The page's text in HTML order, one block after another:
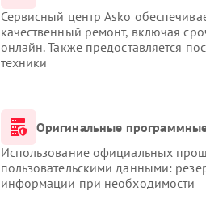
Сервисный центр Asko
качественный ремонт, включая
онлайн. Также предоставляется
техники
Оригинальные
Использование официальных
пользовательскими данными:
информации при необходимости